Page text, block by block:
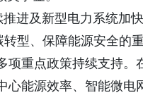
进及新型电力系统加
型、保障能源安全的
项重点政策持续支持
心能源效率、智能微